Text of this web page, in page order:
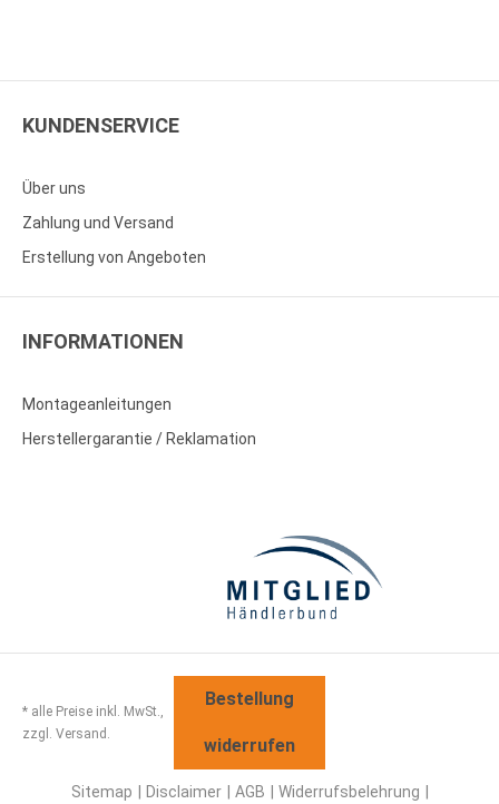
KUNDENSERVICE
Über uns
Zahlung und Versand
Erstellung von Angeboten
INFORMATIONEN
Montageanleitungen
Herstellergarantie / Reklamation
* alle Preise inkl. MwSt.,
zzgl. Versand.
Bestellung
widerrufen
Sitemap Disclaimer AGB Widerrufsbelehrung